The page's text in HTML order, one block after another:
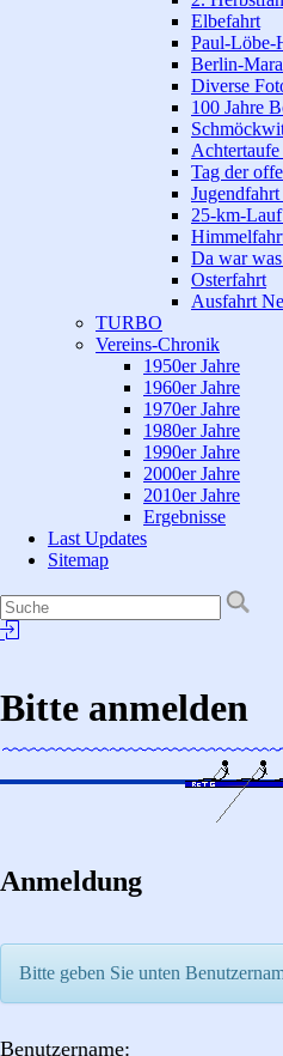
Elbefahrt
Paul-Löbe-
Berlin-
Diverse
100 Jahre
Tag der
25-km-
Da war
Osterfahrt
Ausfahrt
TURBO
Vereins-Chronik
1950er Jahre
1960er Jahre
1970er Jahre
1980er Jahre
1990er Jahre
2000er Jahre
2010er Jahre
Ergebnisse
Last Updates
Sitemap
Bitte anmelden
Anmeldung
Bitte geben Sie unten
Benutzername